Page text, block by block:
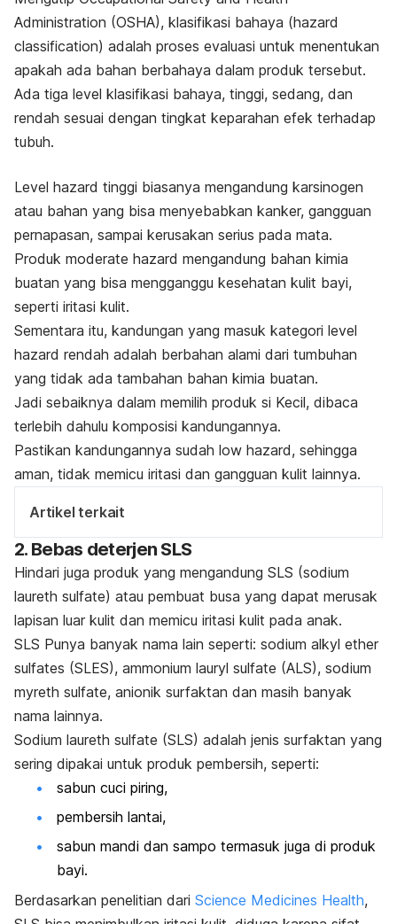
Administration (OSHA), klasifikasi bahaya (hazard
classification) adalah proses evaluasi untuk menentukan
apakah ada bahan berbahaya dalam produk tersebut.
Ada tiga level klasifikasi bahaya, tinggi, sedang, dan
rendah sesuai dengan tingkat keparahan efek terhadap
tubuh.
Level hazard tinggi biasanya mengandung karsinogen
atau bahan yang bisa menyebabkan kanker, gangguan
pernapasan, sampai kerusakan serius pada mata.
Produk moderate hazard mengandung bahan kimia
buatan yang bisa mengganggu kesehatan kulit bayi,
seperti iritasi kulit.
Sementara itu, kandungan yang masuk kategori level
hazard rendah adalah berbahan alami dari tumbuhan
yang tidak ada tambahan bahan kimia buatan.
Jadi sebaiknya dalam memilih produk si Kecil, dibaca
terlebih dahulu komposisi kandungannya.
Pastikan kandungannya sudah low hazard, sehingga
aman, tidak memicu iritasi dan gangguan kulit lainnya.
Artikel terkait
2. Bebas deterjen SLS
Hindari juga produk yang mengandung SLS (sodium
laureth sulfate) atau pembuat busa yang dapat merusak
lapisan luar kulit dan memicu iritasi kulit pada anak.
SLS Punya banyak nama lain seperti: sodium alkyl ether
sulfates (SLES), ammonium lauryl sulfate (ALS), sodium
myreth sulfate, anionik surfaktan dan masih banyak
nama lainnya.
Sodium laureth sulfate (SLS) adalah jenis surfaktan yang
sering dipakai untuk produk pembersih, seperti:
sabun cuci piring,
pembersih lantai,
sabun mandi dan sampo termasuk juga di produk
bayi.
Berdasarkan penelitian dari Science Medicines Health,